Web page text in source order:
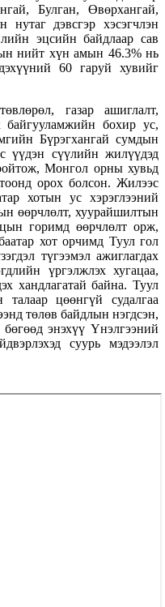
Булган, Өвөрхангай,
дэвсгэр хэсэгчлэн
эцсийн байдлаар сав
нийт хүн амын 46.3% нь
60 гаруй хувийг
газар ашиглалт,
байгууламжийн бохир ус,
Бүрэгхангай сумдын
үүдэн сүүлийн жилүүдэд
Монгол орны хувьд
орох болсон. Жилээс
хотын ус хэрэглээний
өөрчлөлт, хуурайшилтын
горимд өөрчлөлт орж,
хот орчимд Туул гол
түгээмэл ажиглагдах
үргэлжлэх хугацаа,
хандлагатай байна. Туул
цөөнгүй судалгаа
төлөв байдлын нэгдсэн,
бөгөөд энэхүү Үнэлгээний
суурь мэдээлэл